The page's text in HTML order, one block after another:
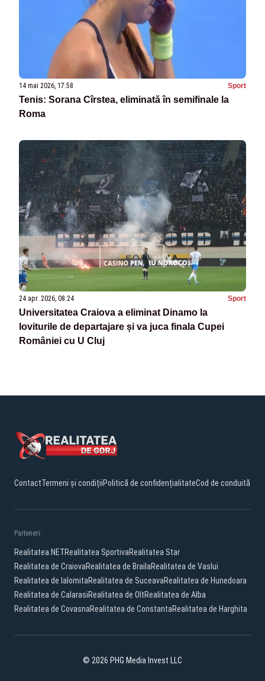
14 mai 2026, 17:58 Sport
Tenis: Sorana Cîrstea, eliminată în semifinale la
Roma
24 apr. 2026, 08:24 Sport
Universitatea Craiova a eliminat Dinamo la
loviturile de departajare și va juca finala Cupei
României cu U Cluj
ContactTermeni și condițiiPolitică de confidențialitateCod de conduită
Parteneri:
Realitatea.NETRealitatea SportivaRealitatea Star
Realitatea de CraiovaRealitatea de BrailaRealitatea de Vaslui
Realitatea de IalomitaRealitatea de SuceavaRealitatea de Hunedoara
Realitatea de CalarasiRealitatea de OltRealitatea de Alba
Realitatea de CovasnaRealitatea de ConstantaRealitatea de Harghita
© 2026 PHG Media Invest LLC